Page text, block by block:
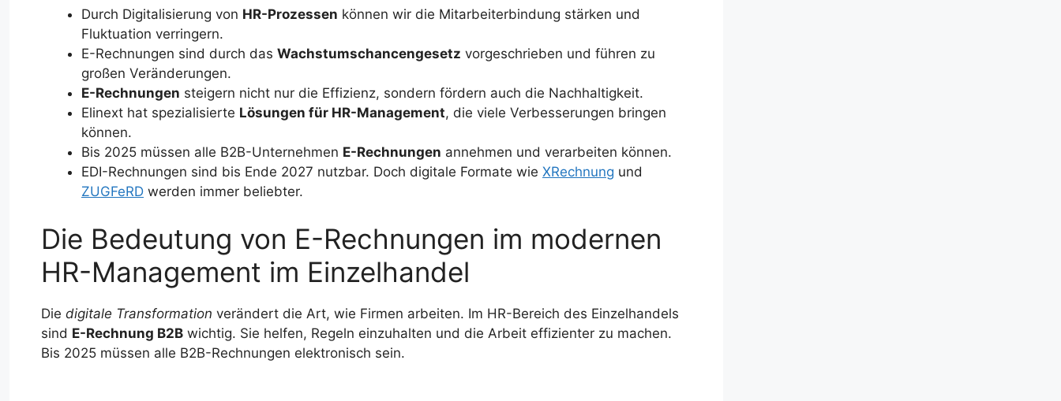
Durch Digitalisierung von HR-Prozessen können wir die Mitarbeiterbindung stärken und
Fluktuation verringern.
E-Rechnungen sind durch das Wachstumschancengesetz vorgeschrieben und führen zu
großen Veränderungen.
E-Rechnungen steigern nicht nur die Effizienz, sondern fördern auch die Nachhaltigkeit.
Elinext hat spezialisierte Lösungen für HR-Management, die viele Verbesserungen bringen
können.
Bis 2025 müssen alle B2B-Unternehmen E-Rechnungen annehmen und verarbeiten können.
EDI-Rechnungen sind bis Ende 2027 nutzbar. Doch digitale Formate wie XRechnung und
ZUGFeRD werden immer beliebter.
Die Bedeutung von E-Rechnungen im modernen
HR-Management im Einzelhandel
Die digitale Transformation verändert die Art, wie Firmen arbeiten. Im HR-Bereich des Einzelhandels
sind E-Rechnung B2B wichtig. Sie helfen, Regeln einzuhalten und die Arbeit effizienter zu machen.
Bis 2025 müssen alle B2B-Rechnungen elektronisch sein.